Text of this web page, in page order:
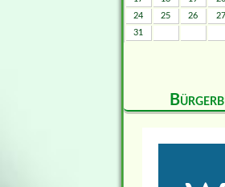
24
25 26 27
31